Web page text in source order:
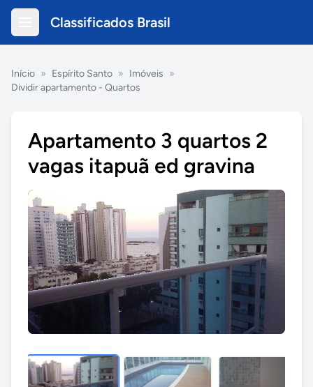
Classificados Brasil
Início » Espírito Santo » Imóveis »
Dividir apartamento - Quartos
Apartamento 3 quartos 2
vagas itapuã ed gravina